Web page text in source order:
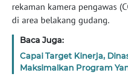
rekaman kamera pengawas
di area belakang gudang.
Baca Juga:
Capai Target Kinerja,
Maksimalkan Program
WN
WN
PAPUA